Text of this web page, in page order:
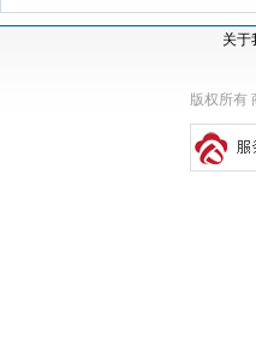
关于
版权所有